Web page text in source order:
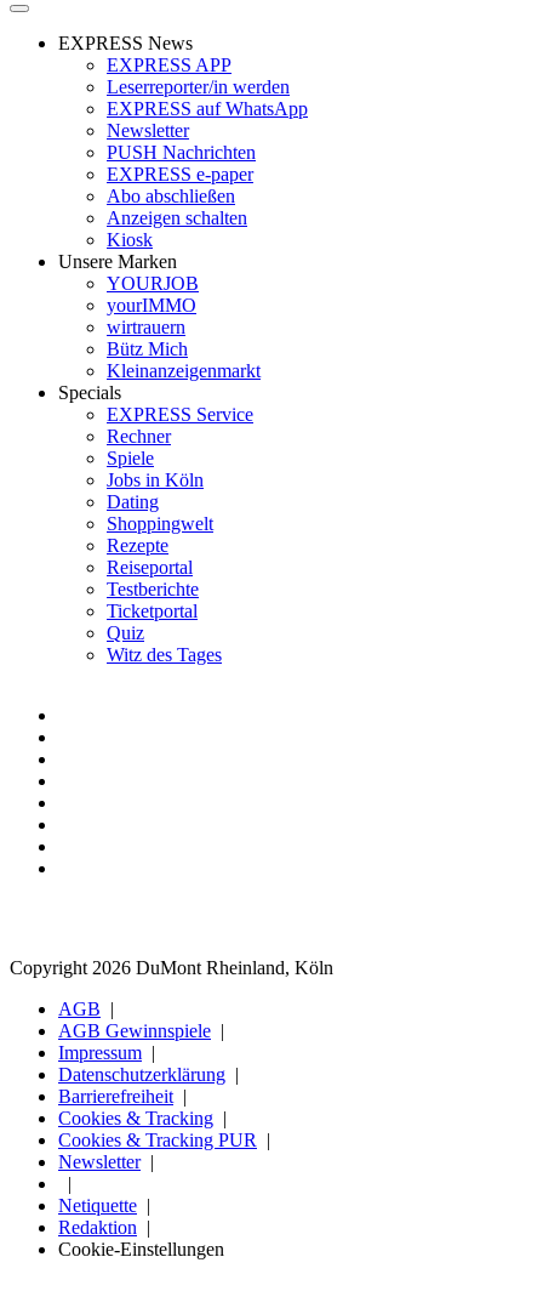
EXPRESS News
EXPRESS APP
Leserreporter/in werden
EXPRESS auf WhatsApp
Newsletter
PUSH Nachrichten
EXPRESS e-paper
Abo abschließen
Anzeigen schalten
Kiosk
Unsere Marken
YOURJOB
yourIMMO
wirtrauern
Bütz Mich
Kleinanzeigenmarkt
Specials
EXPRESS Service
Rechner
Spiele
Jobs in Köln
Dating
Shoppingwelt
Rezepte
Reiseportal
Testberichte
Ticketportal
Quiz
Witz des Tages
Copyright 2026 DuMont Rheinland, Köln
AGB
AGB Gewinnspiele
Impressum
Datenschutzerklärung
Barrierefreiheit
Cookies & Tracking
Cookies & Tracking PUR
Newsletter
Netiquette
Redaktion
Cookie-Einstellungen